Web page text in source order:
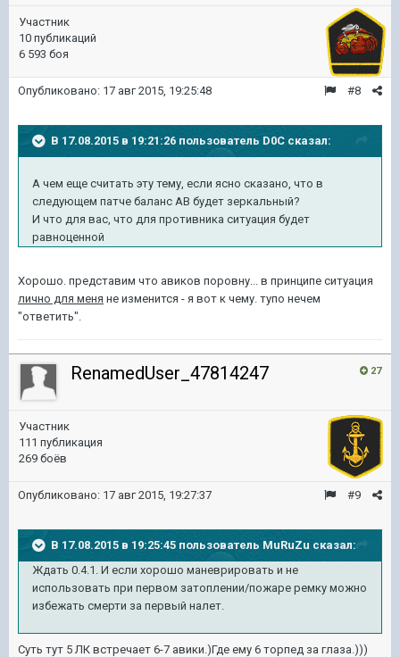
Участник
10 публикаций
6 593 боя
#8
Опубликовано: 17 авг 2015, 19:25:48
В 17.08.2015 в 19:21:26 пользователь D0C сказал:
А чем еще считать эту тему, если ясно сказано, что в
следующем патче баланс АВ будет зеркальный?
И что для вас, что для противника ситуация будет
равноценной
Хорошо. представим что авиков поровну... в принципе ситуация
лично для меня не изменится - я вот к чему. тупо нечем
"ответить".
27
RenamedUser_47814247
Участник
111 публикация
269 боёв
#9
Опубликовано: 17 авг 2015, 19:27:37
В 17.08.2015 в 19:25:45 пользователь MuRuZu сказал:
Ждать 0.4.1. И если хорошо маневрировать и не
использовать при первом затоплении/пожаре ремку можно
избежать смерти за первый налет.
Суть тут 5 ЛК встречает 6-7 авики.)Где ему 6 торпед за глаза.)))